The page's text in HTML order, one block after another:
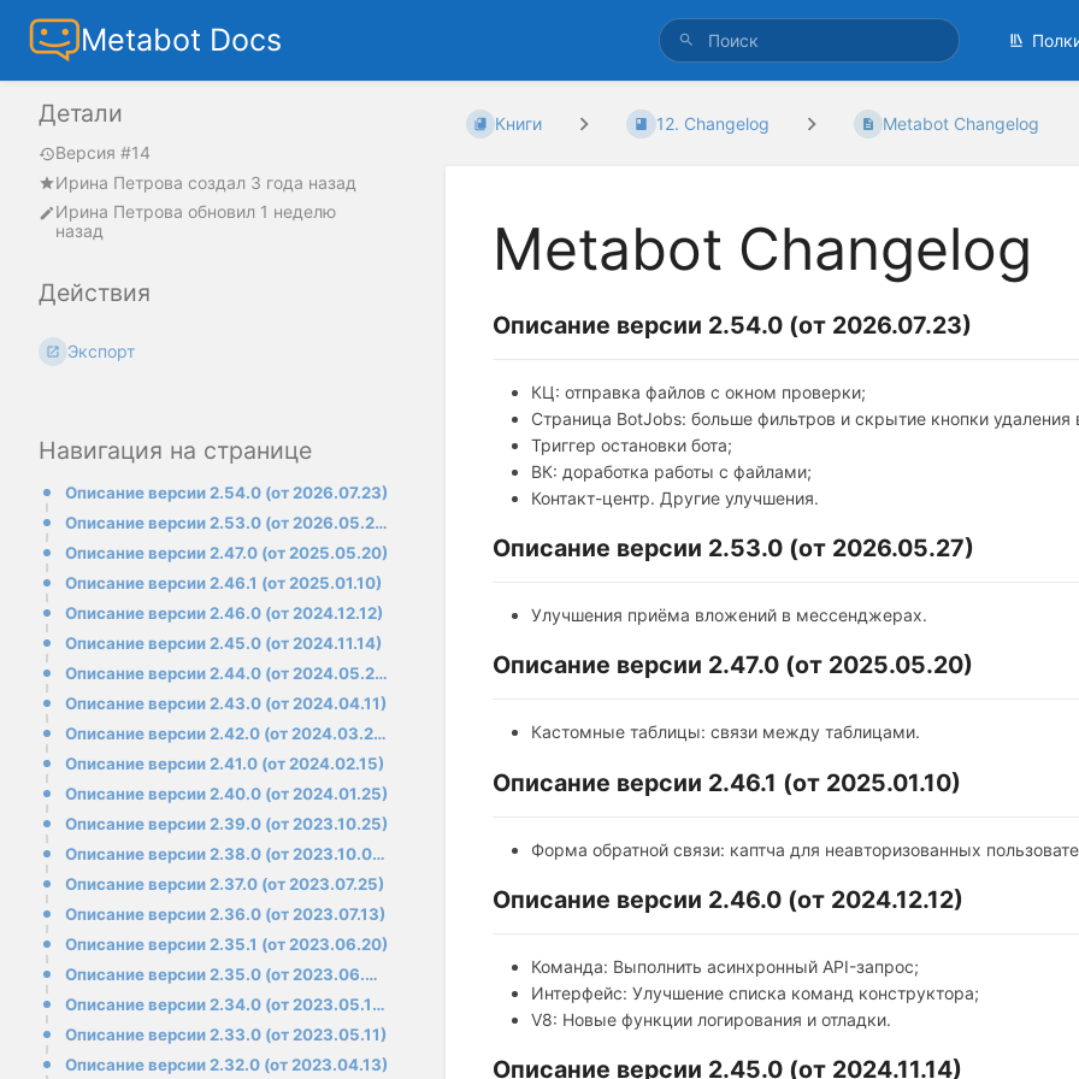
Metabot Docs
Навигация на странице
Описание версии 2.54.0 (от 2026.07.23)
Описание версии 2.53.0 (от 2026.05.27)
Описание версии 2.47.0 (от 2025.05.20)
Описание версии 2.46.1 (от 2025.01.10)
Описание версии 2.46.0 (от 2024.12.12)
Описание версии 2.45.0 (от 2024.11.14)
Описание версии 2.44.0 (от 2024.05.23)
Описание версии 2.43.0 (от 2024.04.11)
Описание версии 2.42.0 (от 2024.03.27)
Описание версии 2.41.0 (от 2024.02.15)
Описание версии 2.40.0 (от 2024.01.25)
Описание версии 2.39.0 (от 2023.10.25)
Описание версии 2.38.0 (от 2023.10.04)
Описание версии 2.37.0 (от 2023.07.25)
Описание версии 2.36.0 (от 2023.07.13)
Описание версии 2.35.1 (от 2023.06.20)
Описание версии 2.35.0 (от 2023.06.08)
Описание версии 2.34.0 (от 2023.05.16)
Описание версии 2.33.0 (от 2023.05.11)
Описание версии 2.32.0 (от 2023.04.13)
Книги 12. Changelog Metabot Changelog
Metabot Changelog
Описание версии 2.54.0 (от 2026.07.23)
КЦ: отправка файлов с окном проверки;
Страница BotJobs: больше фильтров и скрытие кнопки удаления
Триггер остановки бота;
ВК: доработка работы с файлами;
Контакт-центр. Другие улучшения.
Описание версии 2.53.0 (от 2026.05.27)
Улучшения приёма вложений в мессенджерах.
Описание версии 2.47.0 (от 2025.05.20)
Кастомные таблицы: связи между таблицами.
Описание версии 2.46.1 (от 2025.01.10)
Форма обратной связи: каптча для неавторизованных
Описание версии 2.46.0 (от 2024.12.12)
Команда: Выполнить асинхронный API-запрос;
Интерфейс: Улучшение списка команд конструктора;
V8: Новые функции логирования и отладки.
Описание версии 2.45.0 (от 2024.11.14)
Детали
Версия #14
Ирина Петрова создал 3 года назад
Ирина Петрова обновил 1 неделю
назад
Действия
Экспорт